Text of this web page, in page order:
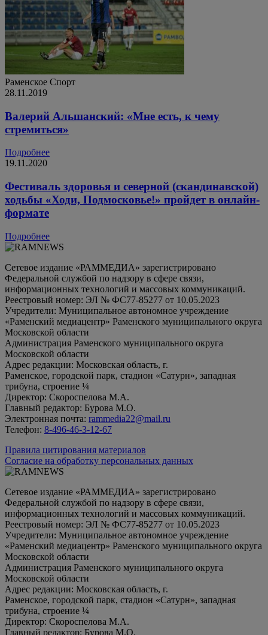
Раменское Спорт
28.11.2019
Валерий Альшанский: «Мне есть, к чему
стремиться»
Подробнее
19.11.2020
Фестиваль здоровья и северной (скандинавской)
ходьбы «Ходи, Подмосковье!» пройдет в онлайн-
формате
Подробнее
Сетевое издание «РАММЕДИА» зарегистрировано
Федеральной службой по надзору в сфере связи,
информационных технологий и массовых коммуникаций.
Реестровый номер: ЭЛ № ФС77-85277 от 10.05.2023
Учредители: Муниципальное автономное учреждение
«Раменский медиацентр» Раменского муниципального округа
Московской области
Администрация Раменского муниципального округа
Московской области
Адрес редакции: Московская область, г.
Раменское, городской парк, стадион «Сатурн», западная
трибуна, строение ¼
Директор: Скороспелова М.А.
Главный редактор: Бурова М.О.
Электронная почта: rammedia22@mail.ru
Телефон: 8-496-46-3-12-67
Правила цитирования материалов
Согласие на обработку персональных данных
Сетевое издание «РАММЕДИА» зарегистрировано
Федеральной службой по надзору в сфере связи,
информационных технологий и массовых коммуникаций.
Реестровый номер: ЭЛ № ФС77-85277 от 10.05.2023
Учредители: Муниципальное автономное учреждение
«Раменский медиацентр» Раменского муниципального округа
Московской области
Администрация Раменского муниципального округа
Московской области
Адрес редакции: Московская область, г.
Раменское, городской парк, стадион «Сатурн», западная
трибуна, строение ¼
Директор: Скороспелова М.А.
Главный редактор: Бурова М.О.